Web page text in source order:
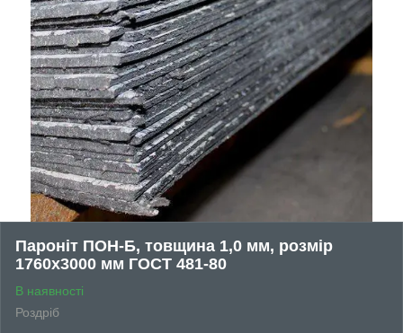
Пароніт ПОН-Б, товщина 1,0 мм, розмір
1760х3000 мм ГОСТ 481-80
В наявності
Роздріб